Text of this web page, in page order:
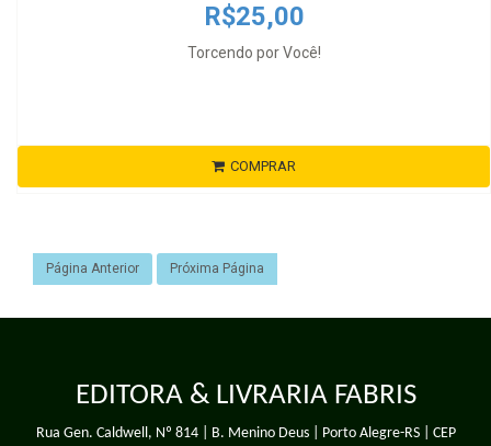
R$25,00
Torcendo por Você!
COMPRAR
Página Anterior Próxima Página
EDITORA & LIVRARIA FABRIS
Rua Gen. Caldwell, Nº 814 | B. Menino Deus | Porto Alegre-RS | CEP